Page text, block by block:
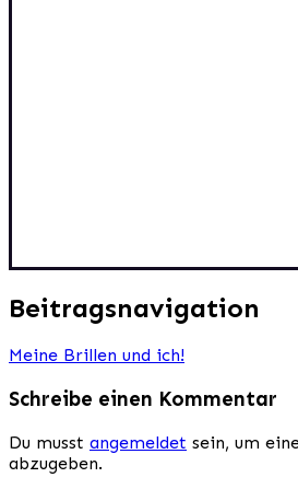
Beitragsnavigation
Meine Brillen und ich!
Schreibe einen Kommentar
Du musst angemeldet sein, um
abzugeben.